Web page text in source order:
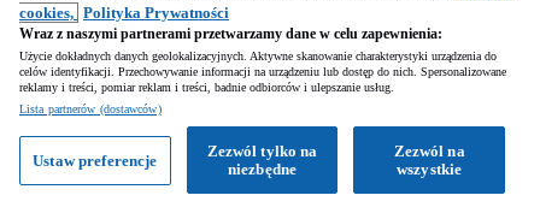
Volvo Fm
7284 cm3 • 290 KM • Laweta Volvo fm 3 ośka, duża ładowność, specjalne
507 000 km
cookies, Polityka Prywatności
Wraz z naszymi partnerami przetwarzamy dane w celu zapewnienia:
Użycie dokładnych danych geolokalizacyjnych. Aktywne skanowanie charakterystyki urządzenia do
celów identyfikacji. Przechowywanie informacji na urządzeniu lub dostęp do nich. Spersonalizowane
reklamy i treści, pomiar reklam i treści, badnie odbiorców i ulepszanie usług.
Lista partnerów (dostawców)
Zezwól na
wszystkie
Zezwól tylko na
niezbędne
Ustaw preferencje